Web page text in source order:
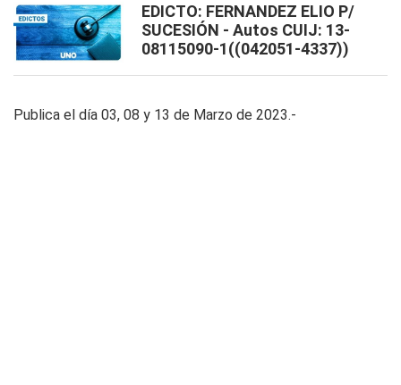
EDICTO: FERNANDEZ ELIO P/
SUCESIÓN - Autos CUIJ: 13-
08115090-1((042051-4337))
Publica el día 03, 08 y 13 de Marzo de 2023.-